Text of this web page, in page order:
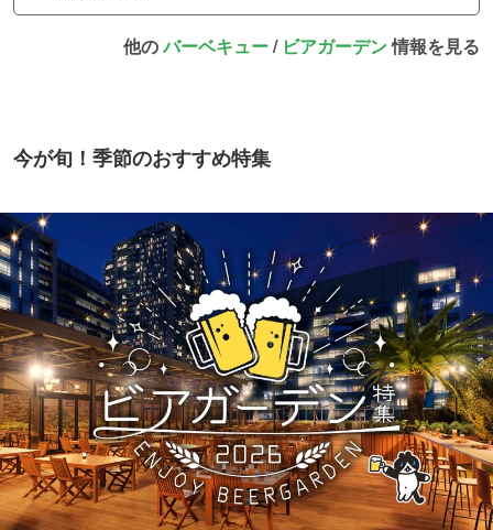
他のバーベキュー/ ビアガーデン情報を見る
今が旬！季節のおすすめ特集